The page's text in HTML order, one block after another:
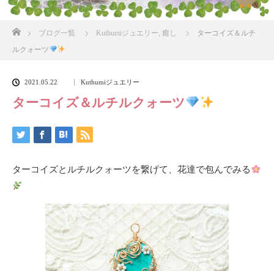
ブログ一覧 Kuthumiジュエリー, 癒し
ターコイズ＆ルチ
ルクォーツ
2021.05.22 Kuthumiジュエリー
ターコイズ＆ルチルクォーツ
ターコイズとルチルクォーツを繋げて、花達で包んでみる